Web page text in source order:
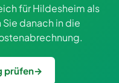
für Hildesheim als
danach in die
prüfen→